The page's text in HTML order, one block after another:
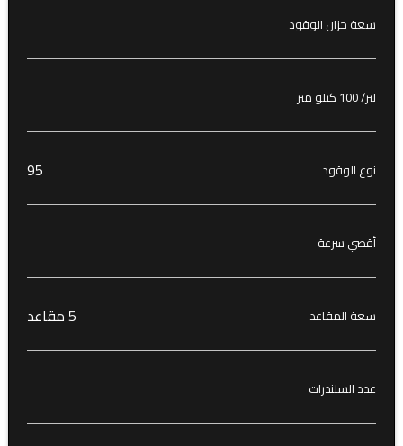
سعة خزان الوقود
لتر/ 100 كيلو متر
نوع الوقود 95
أقصي سرعة
سعة المقاعد 5 مقاعد
عدد السلندرات